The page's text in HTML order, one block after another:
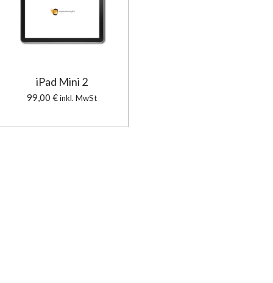
iPad Mini 2
99,00 € inkl. MwSt